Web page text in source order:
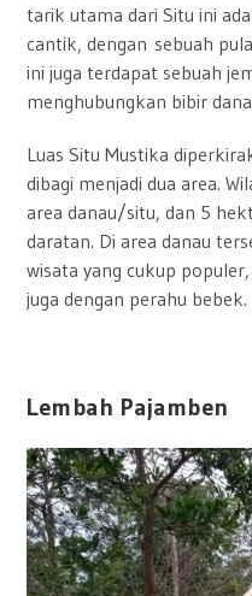
tarik utama dari Situ ini
cantik, dengan sebuah
ini juga terdapat sebuah
menghubungkan bibir
Luas Situ Mustika
dibagi menjadi dua area.
area danau/situ, dan 5
daratan. Di area danau
wisata yang cukup
juga dengan perahu bebek.
Lembah Pajamben